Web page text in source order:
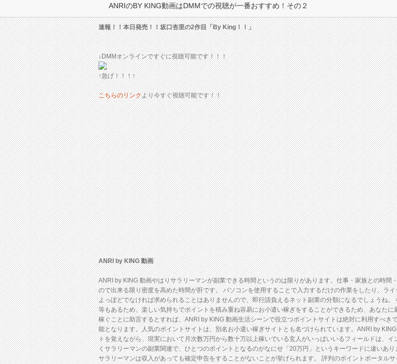
ANRIのBY KING動画はDMMでの視聴が一番おすすめ！その２
速報！！本日発売！！坂口杏里の2作目「By King！！」
↓DMMオンラインですぐに視聴可能です！！！
↑急げ！！！↑
こちらのリンクより今すぐ視聴可能です！！
ANRI by KING 動画
ANRI by KING 動画やはりサラリーマンが副業できる時間というのは限りがあります。仕事・家族との時
ので出来る限り密度を高めた時間が肝です。 パソコンを使用することで入力するだけの作業をしたり、ラ
よっぽどでなければ求められることはありませんので、即行請負えるネット副業の分類になるでしょうね
等もあるため、楽しい気持ちでポイントを積み重ね容易にお小遣い稼ぎをすることができるため、あなた
稼ぐことに助言するとすれば、ANRI by KING 動画生活シーンで役立つポイントサイトは絶対に利用すべ
能となります。人気のポイントサイトは、別名お小遣い稼ぎサイトとも名づけられています。ANRI by
トを覚えながら、現実において月次数万円から数十万以上稼いでいる玄人がいっぱいいるフィールドは、
くサラリーマンの副業関連で、ひとつのポイントとなるのがなにせ「20万円」というキーワードに違いあ
サラリーマンは収入があっても確定申告をすることがないことが挙げられます。 評判のポイントポータル